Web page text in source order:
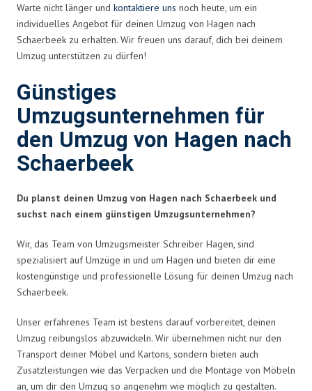
Warte nicht länger und kontaktiere uns noch heute, um ein
individuelles Angebot für deinen Umzug von Hagen nach
Schaerbeek zu erhalten. Wir freuen uns darauf, dich bei deinem
Umzug unterstützen zu dürfen!
Günstiges
Umzugsunternehmen für
den Umzug von Hagen nach
Schaerbeek
Du planst deinen Umzug von Hagen nach Schaerbeek und
suchst nach einem günstigen Umzugsunternehmen?
Wir, das Team von Umzugsmeister Schreiber Hagen, sind
spezialisiert auf Umzüge in und um Hagen und bieten dir eine
kostengünstige und professionelle Lösung für deinen Umzug nach
Schaerbeek.
Unser erfahrenes Team ist bestens darauf vorbereitet, deinen
Umzug reibungslos abzuwickeln. Wir übernehmen nicht nur den
Transport deiner Möbel und Kartons, sondern bieten auch
Zusatzleistungen wie das Verpacken und die Montage von Möbeln
an, um dir den Umzug so angenehm wie möglich zu gestalten.